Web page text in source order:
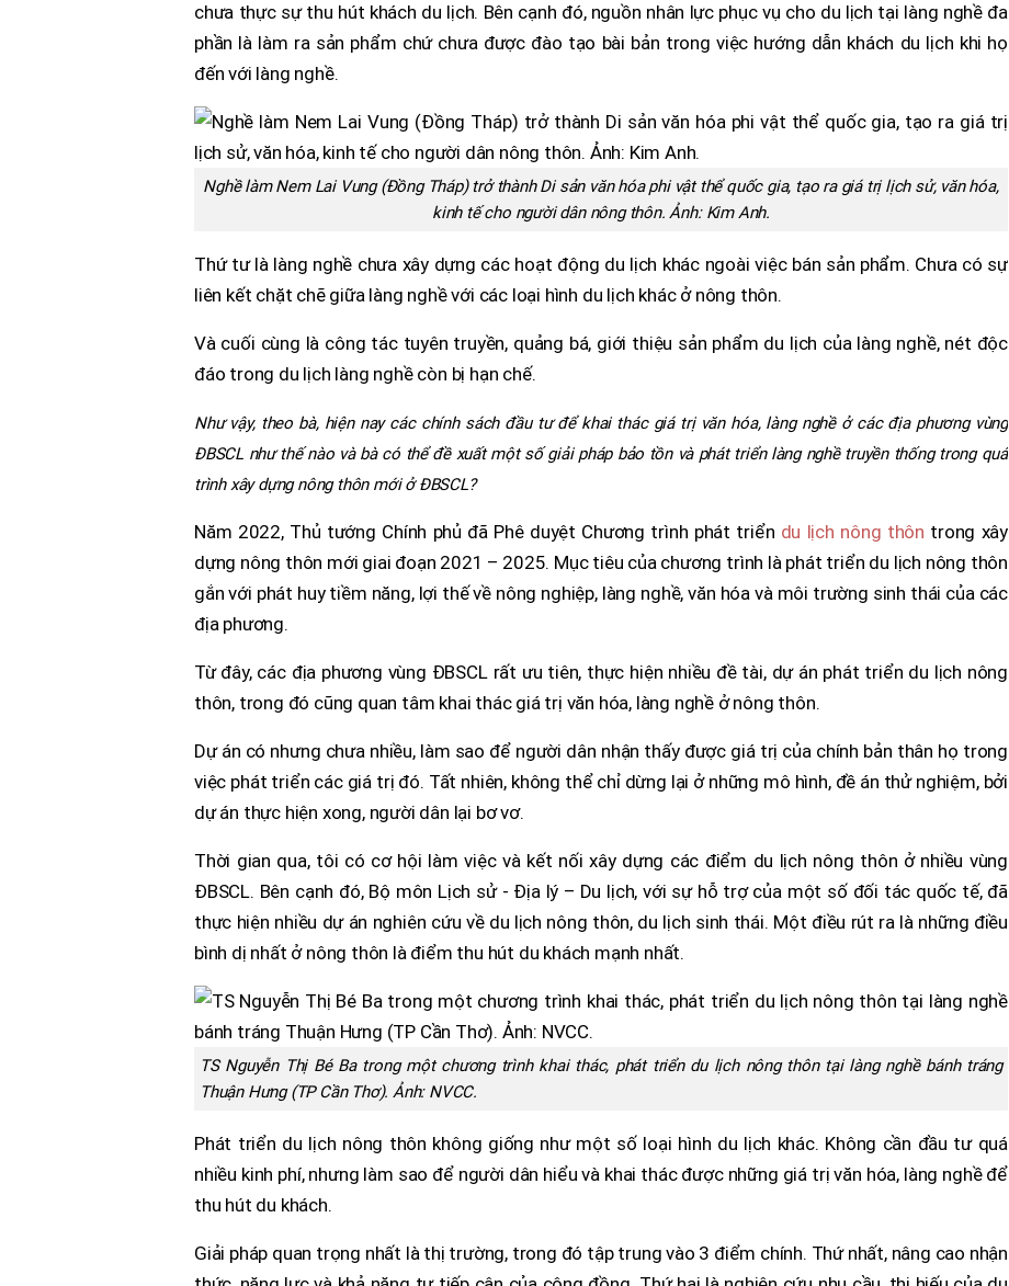
chưa thực sự thu hút khách du lịch. Bên cạnh đó, nguồn nhân lực phục vụ cho du lịch tại làng nghề đa
phần là làm ra sản phẩm chứ chưa được đào tạo bài bản trong việc hướng dẫn khách du lịch khi họ
đến với làng nghề.
Nghề làm Nem Lai Vung (Đồng Tháp) trở thành Di sản văn hóa phi vật thể quốc gia, tạo ra giá trị lịch sử, văn hóa,
kinh tế cho người dân nông thôn. Ảnh: Kim Anh.
Thứ tư là làng nghề chưa xây dựng các hoạt động du lịch khác ngoài việc bán sản phẩm. Chưa có sự
liên kết chặt chẽ giữa làng nghề với các loại hình du lịch khác ở nông thôn.
Và cuối cùng là công tác tuyên truyền, quảng bá, giới thiệu sản phẩm du lịch của làng nghề, nét độc
đáo trong du lịch làng nghề còn bị hạn chế.
Như vậy, theo bà, hiện nay các chính sách đầu tư để khai thác giá trị văn hóa, làng nghề ở các địa phương vùng
ĐBSCL như thế nào và bà có thể đề xuất một số giải pháp bảo tồn và phát triển làng nghề truyền thống trong quá
trình xây dựng nông thôn mới ở ĐBSCL?
Năm 2022, Thủ tướng Chính phủ đã Phê duyệt Chương trình phát triển du lịch nông thôn trong xây
dựng nông thôn mới giai đoạn 2021 – 2025. Mục tiêu của chương trình là phát triển du lịch nông thôn
gắn với phát huy tiềm năng, lợi thế về nông nghiệp, làng nghề, văn hóa và môi trường sinh thái của các
địa phương.
Từ đây, các địa phương vùng ĐBSCL rất ưu tiên, thực hiện nhiều đề tài, dự án phát triển du lịch nông
thôn, trong đó cũng quan tâm khai thác giá trị văn hóa, làng nghề ở nông thôn.
Dự án có nhưng chưa nhiều, làm sao để người dân nhận thấy được giá trị của chính bản thân họ trong
việc phát triển các giá trị đó. Tất nhiên, không thể chỉ dừng lại ở những mô hình, đề án thử nghiệm, bởi
dự án thực hiện xong, người dân lại bơ vơ.
Thời gian qua, tôi có cơ hội làm việc và kết nối xây dựng các điểm du lịch nông thôn ở nhiều vùng
ĐBSCL. Bên cạnh đó, Bộ môn Lịch sử - Địa lý – Du lịch, với sự hỗ trợ của một số đối tác quốc tế, đã
thực hiện nhiều dự án nghiên cứu về du lịch nông thôn, du lịch sinh thái. Một điều rút ra là những điều
bình dị nhất ở nông thôn là điểm thu hút du khách mạnh nhất.
TS Nguyễn Thị Bé Ba trong một chương trình khai thác, phát triển du lịch nông thôn tại làng nghề bánh tráng
Thuận Hưng (TP Cần Thơ). Ảnh: NVCC.
Phát triển du lịch nông thôn không giống như một số loại hình du lịch khác. Không cần đầu tư quá
nhiều kinh phí, nhưng làm sao để người dân hiểu và khai thác được những giá trị văn hóa, làng nghề để
thu hút du khách.
Giải pháp quan trọng nhất là thị trường, trong đó tập trung vào 3 điểm chính. Thứ nhất, nâng cao nhận